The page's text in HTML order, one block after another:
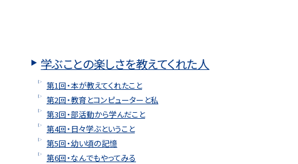
学ぶことの楽しさを教えてくれた人
第1回・本が教えてくれたこと
第2回・教育とコンピューターと私
第3回・部活動から学んだこと
第4回・日々学ぶということ
第5回・幼い頃の記憶
第6回・なんでもやってみる